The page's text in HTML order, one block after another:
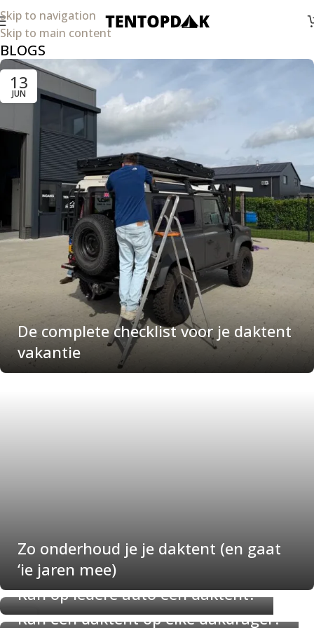
Skip to navigation
Skip to main content
BLOGS
13
JUN
De complete checklist voor je daktent
vakantie
Zo onderhoud je je daktent (en gaat
‘ie jaren mee)
22
Kan op iedere auto een daktent?
Kan een daktent op elke dakdrager?